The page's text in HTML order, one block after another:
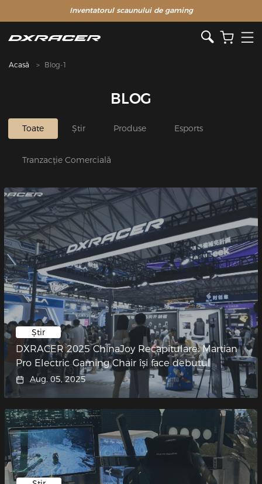
Inventatorul scaunului de gaming
Acasă Blog-1
BLOG
Toate Știr Produse Esports
Tranzacție Comercială
Știr
DXRACER 2025 ChinaJoy Recapitulare: Martian
Pro Electric Gaming Chair își face debutul
Aug. 05, 2025